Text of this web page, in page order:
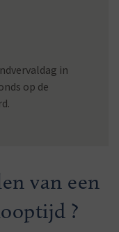
in
op de
van een
?